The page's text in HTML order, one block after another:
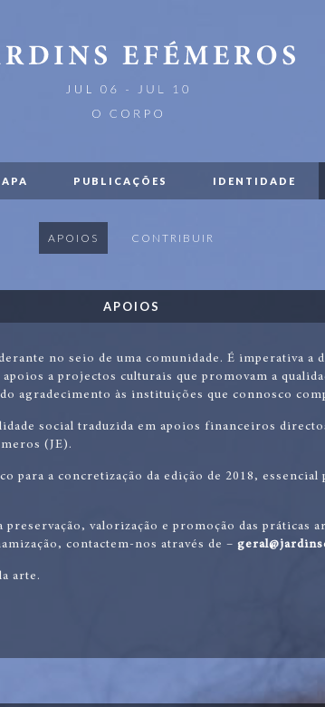
PUBLICAÇÕES IDENTIDADE
APOIOS CONTRIBUIR
APOIOS
no seio de uma comunidade. É imperativa a
a projectos culturais que promovam a
agradecimento às instituições que connosco
social traduzida em apoios financeiros
(JE).
para a concretização da edição de 2018,
valorização e promoção das práticas
contactem-nos através de –
arte.